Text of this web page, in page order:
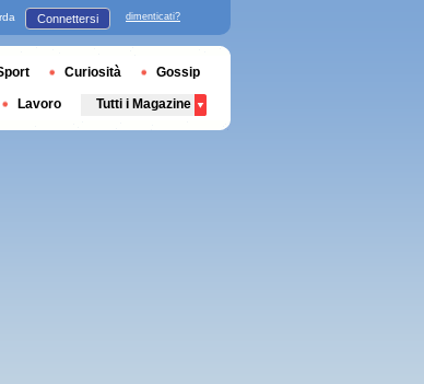
Connettersi dimenticati?
Curiosità Gossip
Lavoro Tutti i Magazine